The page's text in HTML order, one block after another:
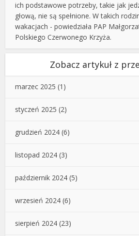
ich podstawowe potrzeby, takie jak
głową, nie są spełnione. W takich
wakacjach - powiedziała PAP
Polskiego Czerwonego Krzyża.
Zobacz artykuł z
marzec 2025 (1)
styczeń 2025 (2)
grudzień 2024 (6)
listopad 2024 (3)
październik 2024 (5)
wrzesień 2024 (6)
sierpień 2024 (23)